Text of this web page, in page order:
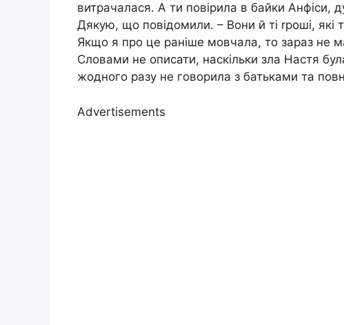
витрачалася. А ти повірила в байки Анфіси,
Дякую, що повідомили. – Вони й ті rроші, які
Якщо я про це раніше мовчала, то зараз не
Словами не описати, наскільки зла Настя
жодного разу не говорила з батьками та
Advertisements